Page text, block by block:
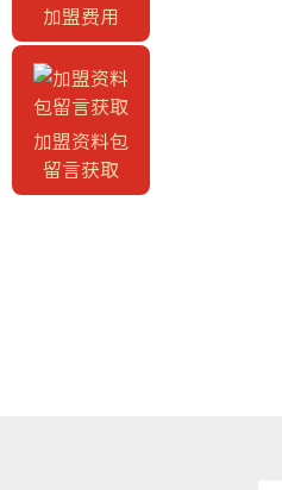
加盟费用
加盟资料包
留言获取